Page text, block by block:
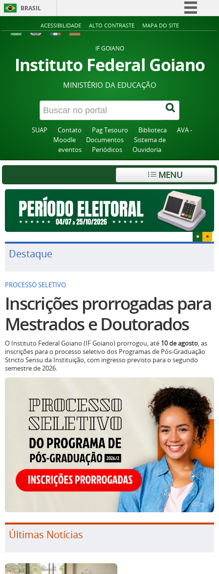
BRASIL
Simplifique!
Acesso à informação
Legislação
Canais
ACESSIBILIDADE ALTO CONTRASTE MAPA DO SITE
IF GOIANO
Instituto Federal Goiano
MINISTÉRIO DA EDUCAÇÃO
SUAP Contato Pag Tesouro Biblioteca
AVA -
Moodle
Documentos
Sistema de
eventos
Periódicos Ouvidoria
MENU
Destaque
PROCESSO SELETIVO
Inscrições prorrogadas para
Mestrados e Doutorados
O Instituto Federal Goiano (IF Goiano) prorrogou, até 10 de agosto, as
inscrições para o processo seletivo dos Programas de Pós-Graduação
Stricto Sensu da Instituição, com ingresso previsto para o segundo
semestre de 2026.
Últimas Notícias